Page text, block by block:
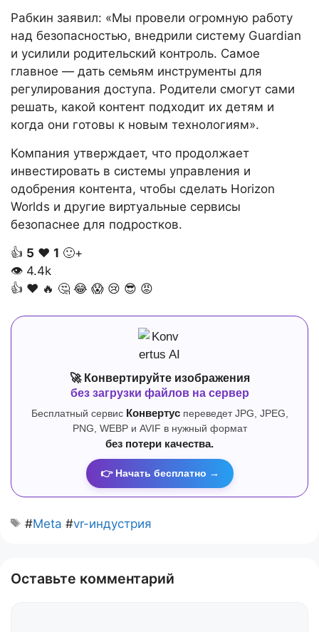
Рабкин заявил: «Мы провели огромную работу
над безопасностью, внедрили систему Guardian
и усилили родительский контроль. Самое
главное — дать семьям инструменты для
регулирования доступа. Родители смогут сами
решать, какой контент подходит их детям и
когда они готовы к новым технологиям».
Компания утверждает, что продолжает
инвестировать в системы управления и
одобрения контента, чтобы сделать Horizon
Worlds и другие виртуальные сервисы
безопаснее для подростков.
👍 5 ❤️ 1 🙂+
👁 4.4k
👍 ❤️ 🔥 🤔 😂 😱 😢 😎 😡
🚀 Конвертируйте изображения
без загрузки файлов на сервер
Бесплатный сервис Конвертуспереведет JPG, JPEG,
PNG, WEBP и AVIF в нужный формат
без потери качества.
👉 Начать бесплатно →
#Meta #vr-индустрия
Оставьте комментарий